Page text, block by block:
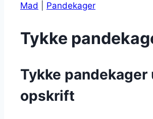
Mad Pandekager
Tykke
Tykke
opskrift